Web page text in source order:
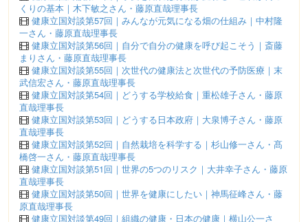
くりの基本｜木下敏之さん・藤原直哉理事長
健康立国対談第57回｜みんなが元気になる畑の仕組み｜中村隆
一さん・藤原直哉理事長
健康立国対談第56回｜自分で自分の健康を呼び起こそう｜斎藤
まりさん・藤原直哉理事長
健康立国対談第55回｜次世代の健康法と次世代の予防医療｜末
武信宏さん・藤原直哉理事長
健康立国対談第54回｜どうする学校給食｜重松雄子さん・藤原
直哉理事長
健康立国対談第53回｜どうする日本政府｜大泉博子さん・藤原
直哉理事長
健康立国対談第52回｜自然栽培を科学する｜杉山修一さん・髙
橋啓一さん・藤原直哉理事長
健康立国対談第51回｜世界の5つのリスク｜大井幸子さん・藤原
直哉理事長
健康立国対談第50回｜世界を健康にしたい｜神馬征峰さん・藤
原直哉理事長
健康立国対談第49回｜組織の健康・日本の健康｜横山公一さ